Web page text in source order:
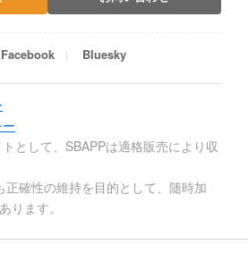
Facebook Bluesky
として、SBAPPは適格販売により収
確性の維持を目的として、随時加
ります。